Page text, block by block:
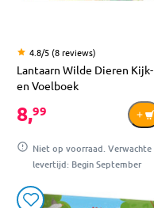
4.8/5 (8 reviews)
Lantaarn Wilde Dieren Kijk-
en Voelboek
8,99
Niet op voorraad. Verwachte
levertijd: Begin September